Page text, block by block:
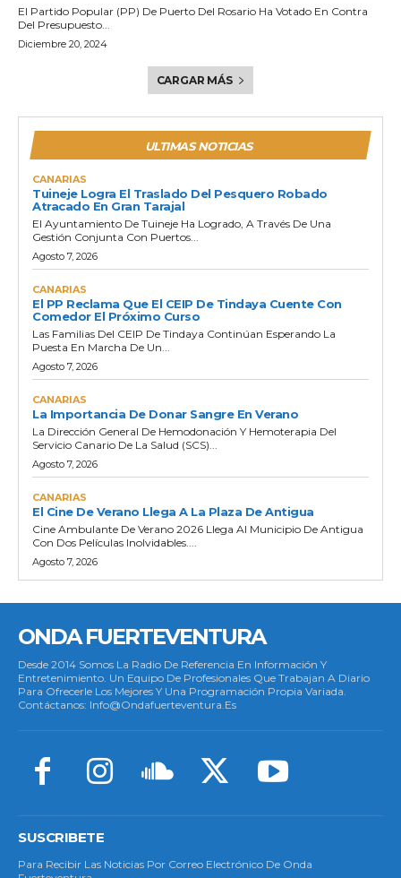
El Partido Popular (PP) De Puerto Del Rosario Ha Votado En Contra
Del Presupuesto...
Diciembre 20, 2024
CARGAR MÁS
ULTIMAS NOTICIAS
CANARIAS
Tuineje Logra El Traslado Del Pesquero Robado
Atracado En Gran Tarajal
El Ayuntamiento De Tuineje Ha Logrado, A Través De Una
Gestión Conjunta Con Puertos...
Agosto 7, 2026
CANARIAS
El PP Reclama Que El CEIP De Tindaya Cuente Con
Comedor El Próximo Curso
Las Familias Del CEIP De Tindaya Continúan Esperando La
Puesta En Marcha De Un...
Agosto 7, 2026
CANARIAS
La Importancia De Donar Sangre En Verano
La Dirección General De Hemodonación Y Hemoterapia Del
Servicio Canario De La Salud (SCS)...
Agosto 7, 2026
CANARIAS
El Cine De Verano Llega A La Plaza De Antigua
Cine Ambulante De Verano 2026 Llega Al Municipio De Antigua
Con Dos Películas Inolvidables....
Agosto 7, 2026
ONDA FUERTEVENTURA
Desde 2014 Somos La Radio De Referencia En Información Y
Entretenimiento. Un Equipo De Profesionales Que Trabajan A Diario
Para Ofrecerle Los Mejores Y Una Programación Propia Variada.
Contáctanos: Info@ondafuerteventura.es
SUSCRIBETE
Para Recibir Las Noticias Por Correo Electrónico De Onda